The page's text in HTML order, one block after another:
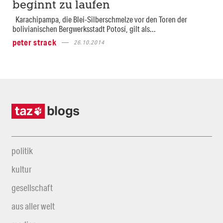
beginnt zu laufen
Karachipampa, die Blei-Silberschmelze vor den Toren der
bolivianischen Bergwerksstadt Potosí, gilt als...
peter strack
26.10.2014
politik
kultur
gesellschaft
aus aller welt